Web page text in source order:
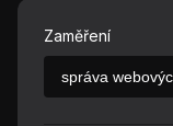
Zaměření